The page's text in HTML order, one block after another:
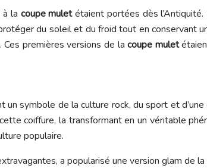
la coupe muletétaient portées dès
du soleil et du froid tout en conservant
Ces premières versions de lacoupe mulet
symbole de la culture rock, du sport et
coiffure, la transformant en un véritable
populaire.
a popularisé une version glam de